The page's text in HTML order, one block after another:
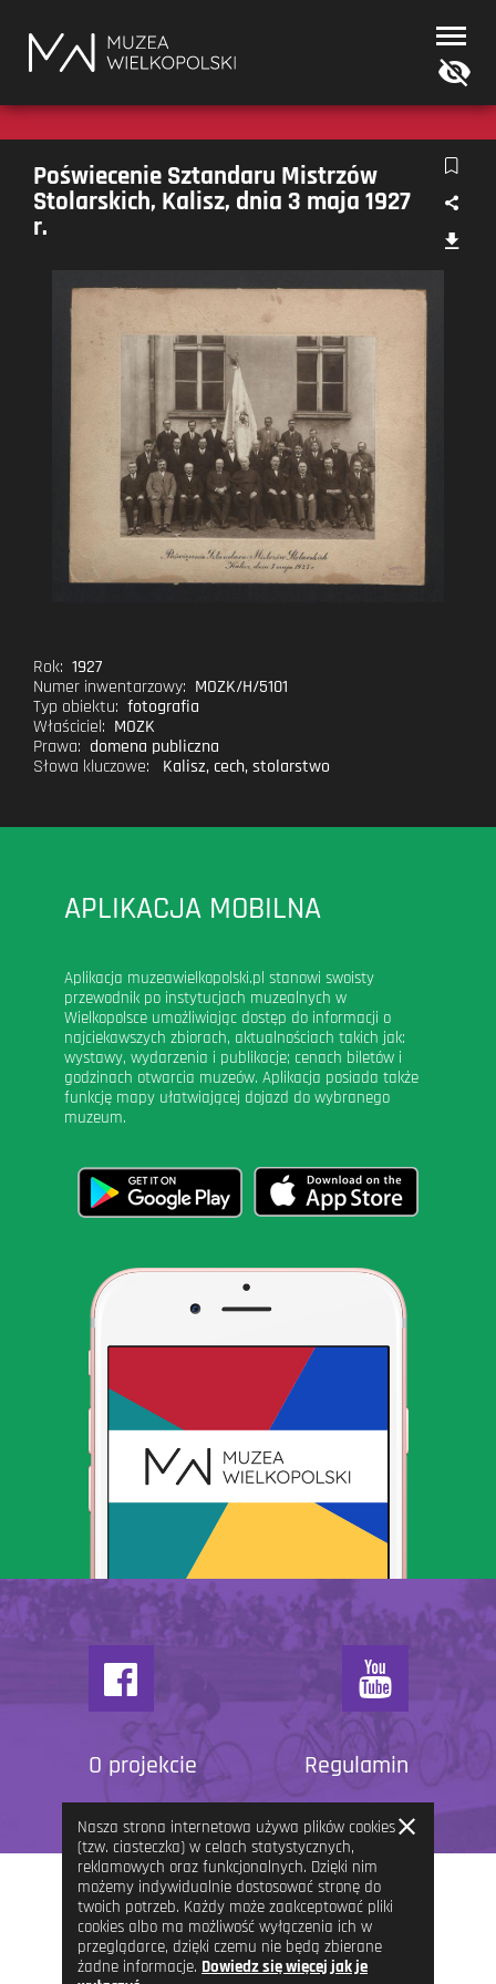
Muzea
Wielkopolski
Poświecenie Sztandaru Mistrzów
Stolarskich, Kalisz, dnia 3 maja 1927
r.
Rok: 1927
Numer inwentarzowy: MOZK/H/5101
Typ obiektu: fotografia
Właściciel: MOZK
Prawa: domena publiczna
Słowa kluczowe:
Kalisz, cech,stolarstwo
APLIKACJA MOBILNA
Aplikacja muzeawielkopolski.pl stanowi swoisty
przewodnik po instytucjach muzealnych w
Wielkopolsce umożliwiając dostęp do informacji o
najciekawszych zbiorach, aktualnościach takich jak:
wystawy, wydarzenia i publikacje; cenach biletów i
godzinach otwarcia muzeów. Aplikacja posiada także
funkcję mapy ułatwiającej dojazd do wybranego
muzeum.
O projekcie Regulamin
Nasza strona internetowa używa plików cookies
(tzw. ciasteczka) w celach statystycznych,
reklamowych oraz funkcjonalnych. Dzięki nim
możemy indywidualnie dostosować stronę do
twoich potrzeb. Każdy może zaakceptować pliki
cookies albo ma możliwość wyłączenia ich w
przeglądarce, dzięki czemu nie będą zbierane
żadne informacje. Dowiedz się więcej jak je